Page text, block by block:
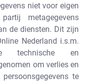
niet voor eigen
metagegevens
de diensten. Dit zijn
Nederland i.s.m.
technische en
om verlies en
te